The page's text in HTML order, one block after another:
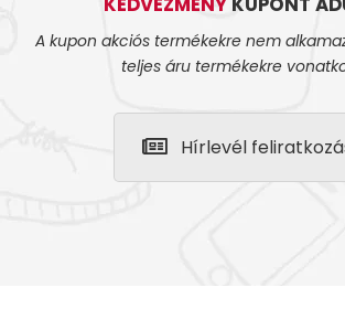
A kupon akciós termékekre nem
teljes áru termékekre
Hírlevél